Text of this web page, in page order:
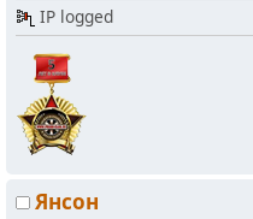
IP logged
Янсон